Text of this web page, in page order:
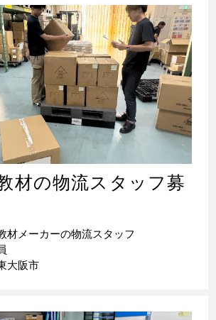
材の物流スタッフ募
材メーカーの物流スタッフ
大阪市